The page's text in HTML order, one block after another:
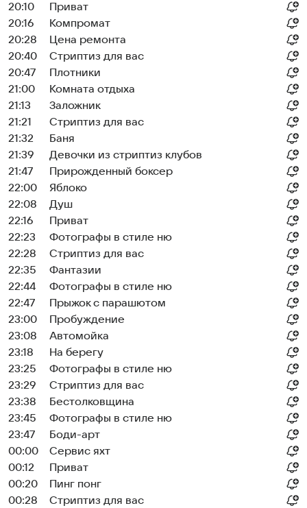
20:10
Приват
20:16
Компромат
20:28
Цена ремонта
20:40
Стриптиз для вас
20:47
Плотники
21:00
Комната отдыха
21:13
Заложник
21:21
Стриптиз для вас
21:32
Баня
21:39
Девочки из стриптиз клубов
21:47
Прирожденный боксер
22:00
Яблоко
22:08
Душ
22:16
Приват
22:23
Фотографы в стиле ню
22:28
Стриптиз для вас
22:35
Фантазии
22:44
Фотографы в стиле ню
22:47
Прыжок с парашютом
23:00
Пробуждение
23:08
Автомойка
23:18
На берегу
23:25
Фотографы в стиле ню
23:29
Стриптиз для вас
23:38
Бестолковщина
23:45
Фотографы в стиле ню
23:47
Боди-арт
00:00
Сервис яхт
00:12
Приват
00:20
Пинг понг
00:28
Стриптиз для вас